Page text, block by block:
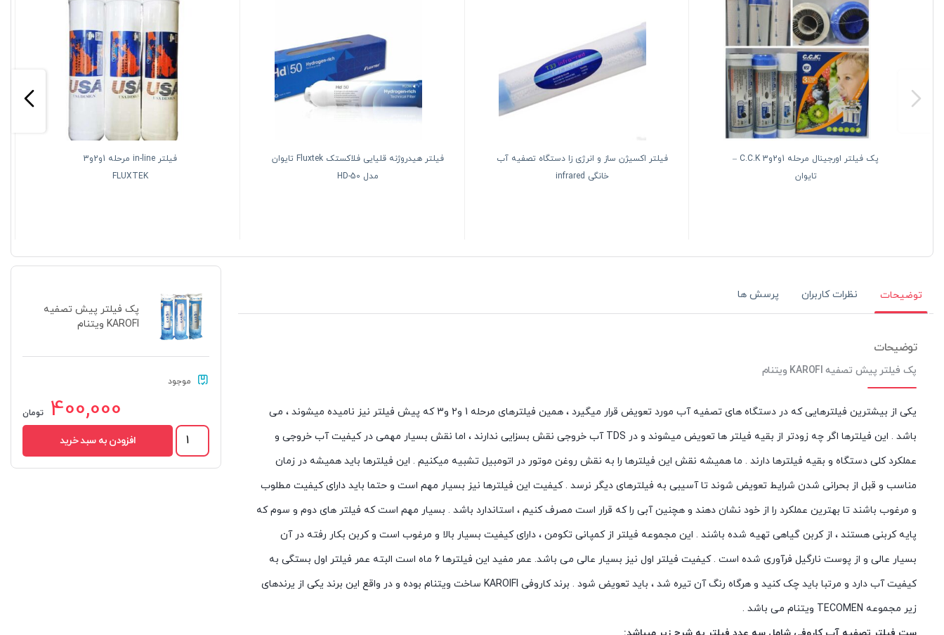
پک فیلتر اورجینال مرحله 1و2و3 C.C.K –
تایوان
فیلتر اکسیژن ساز و انرژی زا دستگاه تصفیه آب
خانگی infrared
فیلتر هیدروژنه قلیایی فلاکستک Fluxtek تایوان
مدل HD-50
فیلتر in-line مرحله 1و2و3
FLUXTEK
پک فیلتر پیش تصفیه
KAROFI ویتنام
موجود
400,000 تومان
پک
فیلتر
پیش
افزودن به سبد خرید
توضیحات نظرات کاربران پرسش ها
توضیحات
پک فیلتر پیش تصفیه KAROFI ویتنام
یکی از بیشترین فیلترهایی که در دستگاه های تصفیه آب مورد تعویض قرار میگیرد ، همین فیلترهای مرحله 1 و2 و3 که پیش فیلتر نیز نامیده میشوند ، می
باشد . این فیلترها اگر چه زودتر از بقیه فیلتر ها تعویض میشوند و در TDS آب خروجی نقش بسزایی ندارند ، اما نقش بسیار مهمی در کیفیت آب خروجی و
عملکرد کلی دستگاه و بقیه فیلترها دارند . ما همیشه نقش این فیلترها را به نقش روغن موتور در اتومبیل تشبیه میکنیم . این فیلترها باید همیشه در زمان
مناسب و قبل از بحرانی شدن شرایط تعویض شوند تا آسیبی به فیلترهای دیگر نرسد . کیفیت این فیلترها نیز بسیار مهم است و حتما باید دارای کیفیت مطلوب
و مرغوب باشند تا بهترین عملکرد را از خود نشان دهند و هچنین آبی را که قرار است مصرف کنیم ، استاندارد باشد . بسیار مهم است که فیلتر های دوم و سوم که
پایه کربنی هستند ، از کربن گیاهی تهیه شده باشند . این مجموعه فیلتر از کمپانی تکومن ، دارای کیفیت بسیار بالا و مرغوب است و کربن بکار رفته در آن
بسیار عالی و از پوست نارگیل فرآوری شده است . کیفیت فیلتر اول نیز بسیار عالی می باشد. عمر مفید این فیلترها 6 ماه است البته عمر فیلتر اول بستگی به
کیفیت آب دارد و مرتبا باید چک کنید و هرگاه رنگ آن تیره شد ، باید تعویض شود . برند کاروفی KAROIFI ساخت ویتنام بوده و در واقع این برند یکی از یرندهای
زیر مجموعه TECOMEN ویتنام می باشد .